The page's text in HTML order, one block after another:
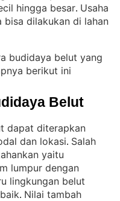
hingga besar. Usaha
dilakukan di lahan
budidaya belut yang
berikut ini
Belut
dapat diterapkan
dan lokasi. Salah
yaitu
lumpur dengan
lingkungan belut
. Nilai tambah